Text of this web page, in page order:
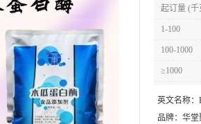
起订量 (千
1-100
100-1000
≥1000
英文名称：
品牌： 华堂